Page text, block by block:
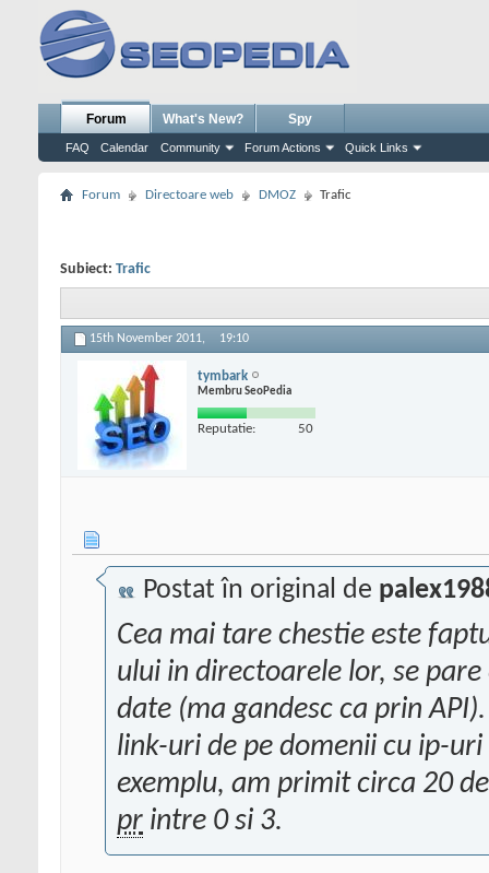
Forum
FAQ Calendar Community Forum Actions Quick Links
What's New? Spy
Forum Directoare web DMOZ Trafic
Subiect: Trafic
15th November 2011, 19:10
tymbark
Membru SeoPedia
Reputatie: 50
Postat în original de
Cea mai tare chestie este
ului in directoarele lor, se
date (ma gandesc ca prin
link-uri de pe domenii cu ip-
exemplu, am primit circa 20
pr intre 0 si 3.